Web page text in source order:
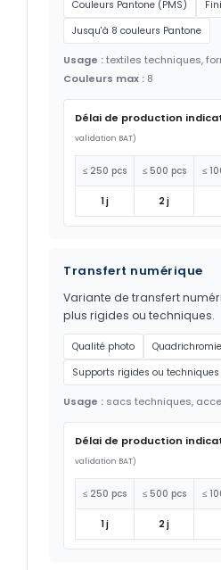
Couleurs Pantone (PMS)
Jusqu'à 8 couleurs Pantone
Usage :textiles techniques,
Couleurs max : 8
Délai de production
validation BAT)
≤ 250 pcs ≤ 500 pcs ≤
1 j 2 j
Transfert numérique
Variante de transfert
plus rigides ou techniques.
Qualité photo
Quadrichromie
Supports rigides ou techniques
Usage : sacs techniques,
Délai de production
validation BAT)
≤ 250 pcs ≤ 500 pcs ≤
1 j 2 j